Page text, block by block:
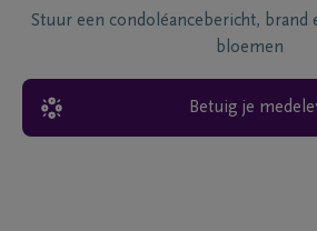
Stuur een condoléancebericht, brand
bloemen
Betuig je